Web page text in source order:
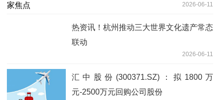
2026-06-11
热资讯！杭州推动三大世界文化遗产常态
联动
2026-06-11
汇中股份(300371.SZ)：拟1800万
元-2500万元回购公司股份